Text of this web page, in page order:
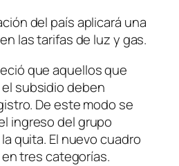
del país aplicará una
las tarifas de luz y gas.
que aquellos que
subsidio deben
De este modo se
ingreso del grupo
quita. El nuevo cuadro
tres categorías.